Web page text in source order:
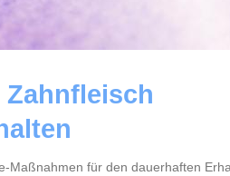
& Zahnfleisch
Maßnahmen für den dauerhaften